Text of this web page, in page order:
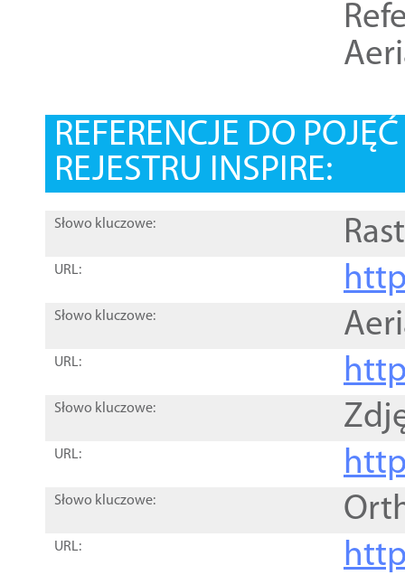
REFERENCJE DO
REJESTRU INSPIRE:
Słowo kluczowe:
URL:
Słowo kluczowe:
URL:
Słowo kluczowe:
URL:
Słowo kluczowe:
URL: